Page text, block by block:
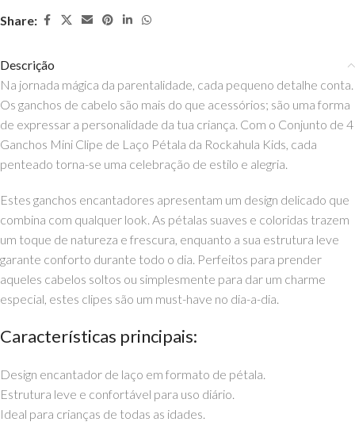
Share:
Descrição
Na jornada mágica da parentalidade, cada pequeno detalhe conta.
Os ganchos de cabelo são mais do que acessórios; são uma forma
de expressar a personalidade da tua criança. Com o Conjunto de 4
Ganchos Mini Clipe de Laço Pétala da Rockahula Kids, cada
penteado torna-se uma celebração de estilo e alegria.
Estes ganchos encantadores apresentam um design delicado que
combina com qualquer look. As pétalas suaves e coloridas trazem
um toque de natureza e frescura, enquanto a sua estrutura leve
garante conforto durante todo o dia. Perfeitos para prender
aqueles cabelos soltos ou simplesmente para dar um charme
especial, estes clipes são um must-have no dia-a-dia.
Características principais:
Design encantador de laço em formato de pétala.
Estrutura leve e confortável para uso diário.
Ideal para crianças de todas as idades.